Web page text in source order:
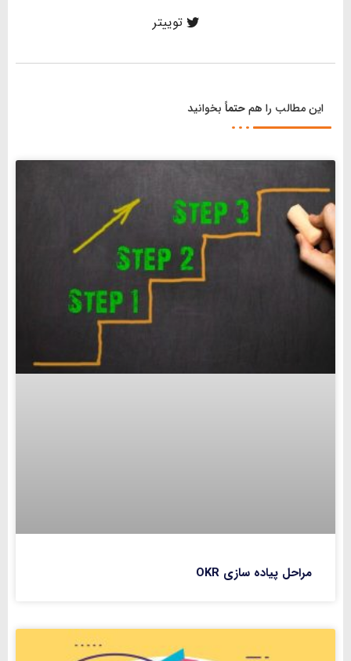
توییتر
این مطالب را همحتماً بخوانید
مراحل پیاده‌ سازی OKR